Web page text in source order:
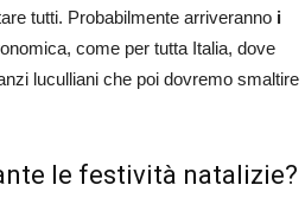
tutti. Probabilmente arriveranno i
come per tutta Italia, dove
luculliani che poi dovremo smaltire
le festività natalizie?